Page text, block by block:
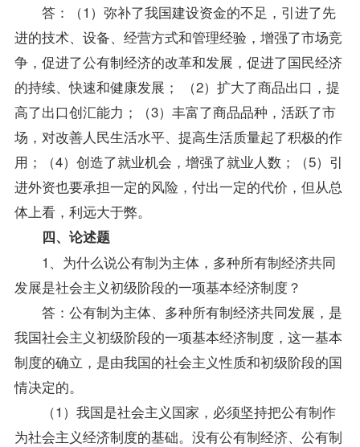
答：（1）弥补了我国建设资金的不足，引进了先
进的技术、设备、经营方式和管理经验，增强了市场竞
争，促进了公有制经济的改革和发展，促进了国民经济
的持续、快速和健康发展； （2）扩大了商品出口，提
高了出口创汇能力；（3）丰富了商品品种，活跃了市
场，对改善人民生活水平、提高生活质量起了积极的作
用；（4）创造了就业机会，增强了就业人数；（5）引
进外资也要承担一定的风险，付出一定的代价，但从总
体上看，利远大于弊。
四、论述题
1、为什么说公有制为主体，多种所有制经济共同
发展是社会主义初级阶段的一项基本经济制度？
答：公有制为主体、多种所有制经济共同发展，是
我国社会主义初级阶段的一项基本经济制度，这一基本
制度的确立，是由我国的社会主义性质和初级阶段的国
情决定的。
（1）我国是社会主义国家，必须坚持把公有制作
为社会主义经济制度的基础。没有公有制经济、公有制